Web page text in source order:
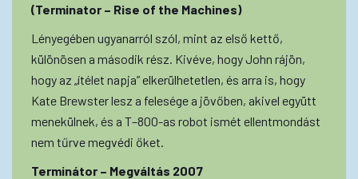
(Terminator – Rise of the Machines)
Lényegében ugyanarról szól, mint az első kettő,
különösen a második rész. Kivéve, hogy John rájön,
hogy az „ítélet napja” elkerülhetetlen, és arra is, hogy
Kate Brewster lesz a felesége a jövőben, akivel együtt
menekülnek, és a T–800-as robot ismét ellentmondást
nem tűrve megvédi őket.
Terminátor – Megváltás 2007